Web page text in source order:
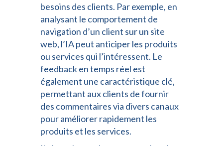
besoins des clients. Par exemple, en
analysant le comportement de
navigation d’un client sur un site
web, l’IA peut anticiper les produits
ou services qui l’intéressent. Le
feedback en temps réel est
également une caractéristique clé,
permettant aux clients de fournir
des commentaires via divers canaux
pour améliorer rapidement les
produits et les services.